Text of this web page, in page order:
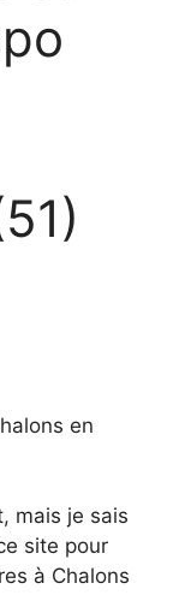
en
mais je sais
site pour
à Chalons